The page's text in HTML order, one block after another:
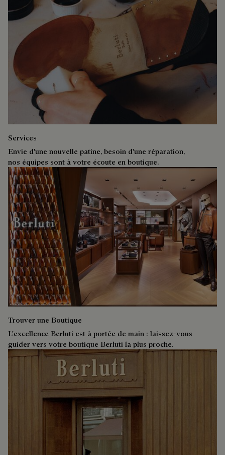
Services
Envie d'une nouvelle patine, besoin d'une réparation,
nos équipes sont à votre écoute en boutique.
Trouver une Boutique
L'excellence Berluti est à portée de main : laissez-vous
guider vers votre boutique Berluti la plus proche.